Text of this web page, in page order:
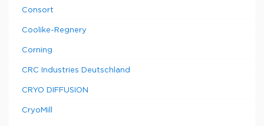
Consort
Coolike-Regnery
Corning
CRC Industries Deutschland
CRYO DIFFUSION
CryoMill